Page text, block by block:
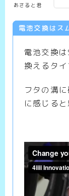
あさると君
電池交換はス
電池交換
換えるタイ
フタの溝
に感じると